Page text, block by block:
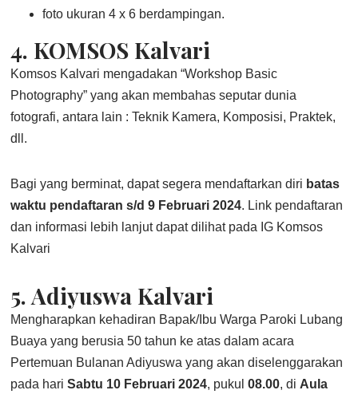
foto ukuran 4 x 6 berdampingan.
4. KOMSOS Kalvari
Komsos Kalvari mengadakan “Workshop Basic
Photography” yang akan membahas seputar dunia
fotografi, antara lain : Teknik Kamera, Komposisi, Praktek,
dll.
Bagi yang berminat, dapat segera mendaftarkan diri batas
waktu pendaftaran s/d 9 Februari 2024. Link pendaftaran
dan informasi lebih lanjut dapat dilihat pada IG Komsos
Kalvari
5.Adiyuswa Kalvari
Mengharapkan kehadiran Bapak/Ibu Warga Paroki Lubang
Buaya yang berusia 50 tahun ke atas dalam acara
Pertemuan Bulanan Adiyuswa yang akan diselenggarakan
pada hariSabtu 10 Februari 2024, pukul08.00, di Aula